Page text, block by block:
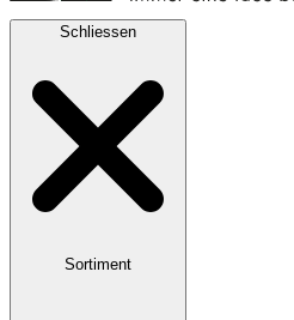
Schliessen
Sortiment